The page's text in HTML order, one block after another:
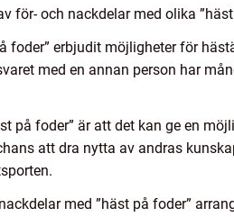
för- och nackdelar med olika
foder” erbjudit möjligheter för
med en annan person har
på foder” är att det kan ge en
att dra nytta av andras
med ”häst på foder”